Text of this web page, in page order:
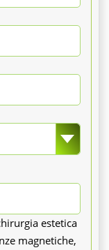
estetica
magnetiche,